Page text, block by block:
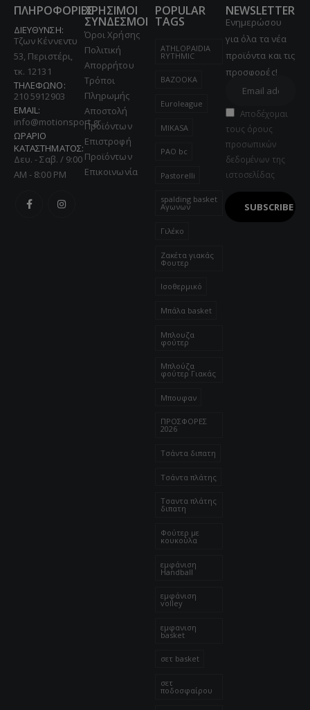
ΠΛΗΡΟΦΟΡΙΕΣ
ΔΙΕΥΘΥΝΣΗ:
Τζων Κέννεντυ
53, Περιστέρι,
τκ. 12131
ΤΗΛΕΦΩΝΟ:
210 5912903
EMAIL:
info@motionsport.gr
ΩΡΑΡΙΟ
ΚΑΤΑΣΤΗΜΑΤΟΣ:
Δευ. - Σαβ. / 9:00
AM - 8:00 PM
ΧΡΗΣΙΜΟΙ
ΣΥΝΔΕΣΜΟΙ
Όροι Χρήσης
Πολιτική
Απορρήτου
Τρόποι
Πληρωμής
Αποστολή
Προϊόντων
Επιστροφή
Προϊόντων
Επικοινωνία
POPULAR
TAGS
ATHLOPAIDIA
RYTHMIC
BAZOOKA
Euroleague
MIKASA
PAO bc
Pastorelli
spalding basket
Αγωνων
Γιλέκο
Ζακέτα γιακάς
Φουτερ
Ισοθερμικό
Μπάλα basket
Μπλουζα
φούτερ
Μπλούζα
φούτερ Γιακάς
Μπουφαν
ΠΡΟΣΦΟΡΕΣ
2026
Τσάντα διπατη
Τσάντα πλάτης
Τσαντα πλάτης
διπατη
Φούτερ με
κουκούλα
εμφάνιση
Handball
εμφάνιση
volley
εμφανιση
basket
σετ basket
σετ
ποδοσφαίρου
NEWSLETTER
Ενημερώσου
για όλα τα νέα
προϊόντα και τις
προσφορές!
Αποδέχομαι
τους όρους
προσωπικών
δεδομένων της
ιστοσελίδας